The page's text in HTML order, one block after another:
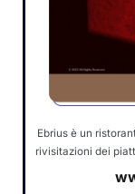
Ebrius è un
rivisitazioni dei